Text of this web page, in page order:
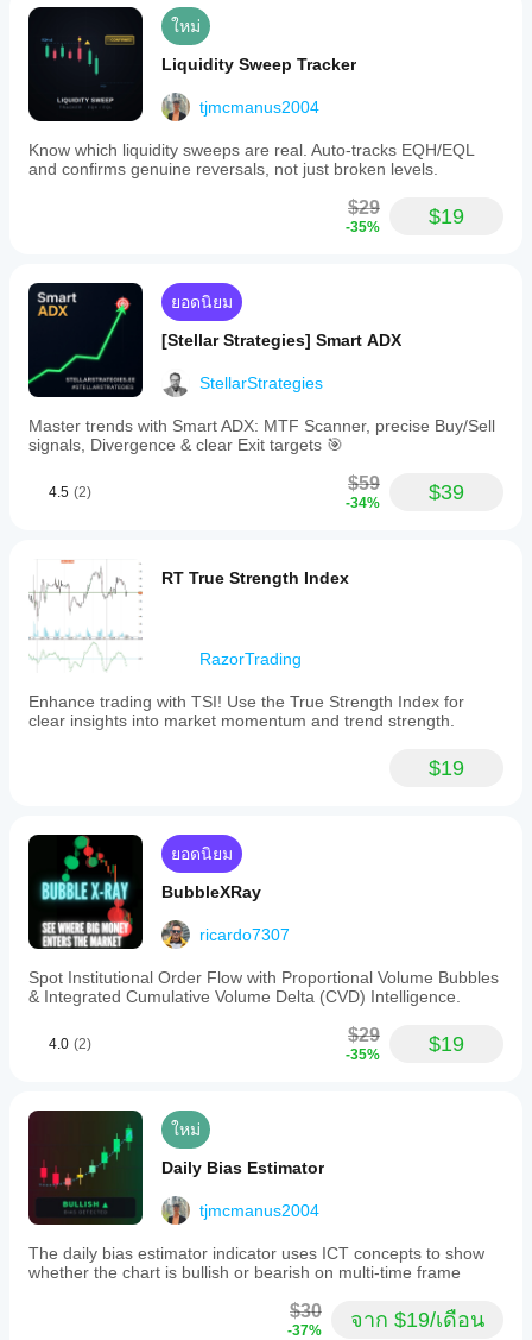
market
trends
while
filtering
minor
fluctuations.
โปรไฟล์อินดิเคเตอร์
Trend
การแสดงเป็นภาพ
ตัวกรอง
ข้อ
กำหนด
ข้อมูล
ข้อมูล Tick
สัญญาณ
ที่รองรับ
Breakout
Reversal
ความผันผวน
ใหม่
Liquidity Sweep Tracker
tjmcmanus2004
Know which liquidity sweeps are real. Auto-tracks EQH/EQL
and confirms genuine reversals, not just broken levels.
$29
-35% $19
ยอดนิยม
[Stellar Strategies] Smart ADX
StellarStrategies
Master trends with Smart ADX: MTF Scanner, precise Buy/Sell
signals, Divergence & clear Exit targets 🎯
4.5 (2) $59
-34% $39
RT True Strength Index
RazorTrading
Enhance trading with TSI! Use the True Strength Index for
clear insights into market momentum and trend strength.
$19
ยอดนิยม
BubbleXRay
ricardo7307
Spot Institutional Order Flow with Proportional Volume Bubbles
& Integrated Cumulative Volume Delta (CVD) Intelligence.
4.0 (2) $29
-35% $19
ใหม่
Daily Bias Estimator
tjmcmanus2004
The daily bias estimator indicator uses ICT concepts to show
whether the chart is bullish or bearish on multi-time frame
$30
-37% จาก $19/เดือน